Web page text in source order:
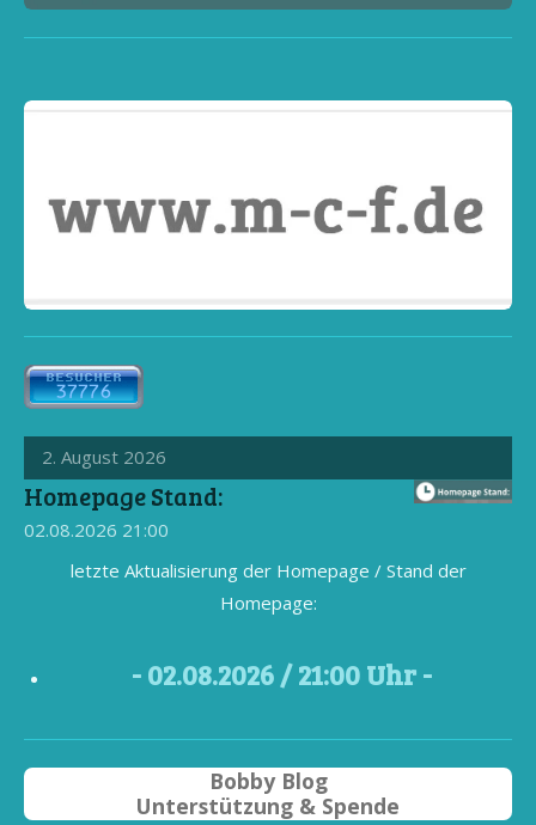
2. August 2026
Homepage Stand:
02.08.2026 21:00
letzte Aktualisierung der Homepage / Stand der
Homepage:
- 02.08.2026 / 21:00 Uhr -
Bobby Blog
Unterstützung & Spende